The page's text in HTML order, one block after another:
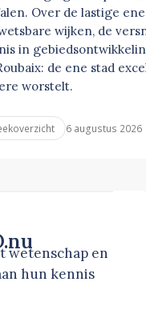
Over de lastige
wijken, de
in
de ene stad
worstelt.
6 augustus 2026
wetenschap en
hun kennis